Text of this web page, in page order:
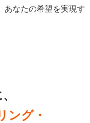
あなたの希望を実現す
ング・